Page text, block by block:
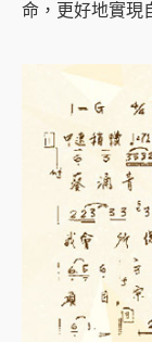
命，更好地實現